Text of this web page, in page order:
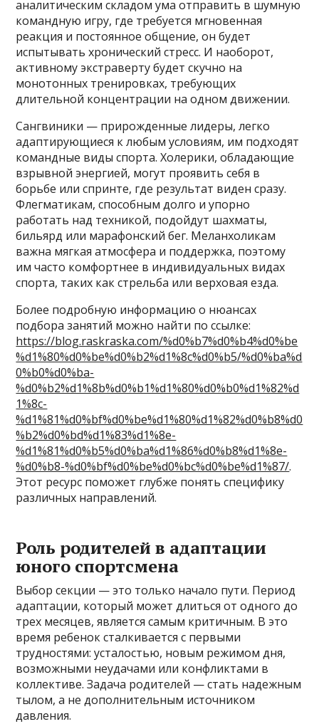
аналитическим складом ума отправить в шумную
командную игру, где требуется мгновенная
реакция и постоянное общение, он будет
испытывать хронический стресс. И наоборот,
активному экстраверту будет скучно на
монотонных тренировках, требующих
длительной концентрации на одном движении.
Сангвиники — прирожденные лидеры, легко
адаптирующиеся к любым условиям, им подходят
командные виды спорта. Холерики, обладающие
взрывной энергией, могут проявить себя в
борьбе или спринте, где результат виден сразу.
Флегматикам, способным долго и упорно
работать над техникой, подойдут шахматы,
бильярд или марафонский бег. Меланхоликам
важна мягкая атмосфера и поддержка, поэтому
им часто комфортнее в индивидуальных видах
спорта, таких как стрельба или верховая езда.
Более подробную информацию о нюансах
подбора занятий можно найти по ссылке:
https://blog.raskraska.com/%d0%b7%d0%b4%d0%be
%d1%80%d0%be%d0%b2%d1%8c%d0%b5/%d0%ba%d
0%b0%d0%ba-
%d0%b2%d1%8b%d0%b1%d1%80%d0%b0%d1%82%d
1%8c-
%d1%81%d0%bf%d0%be%d1%80%d1%82%d0%b8%d0
%b2%d0%bd%d1%83%d1%8e-
%d1%81%d0%b5%d0%ba%d1%86%d0%b8%d1%8e-
%d0%b8-%d0%bf%d0%be%d0%bc%d0%be%d1%87/.
Этот ресурс поможет глубже понять специфику
различных направлений.
Роль родителей в адаптации
юного спортсмена
Выбор секции — это только начало пути. Период
адаптации, который может длиться от одного до
трех месяцев, является самым критичным. В это
время ребенок сталкивается с первыми
трудностями: усталостью, новым режимом дня,
возможными неудачами или конфликтами в
коллективе. Задача родителей — стать надежным
тылом, а не дополнительным источником
давления.